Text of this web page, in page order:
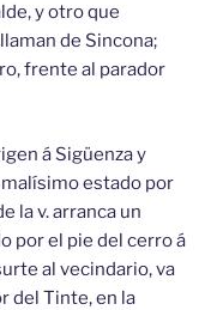
y otro que
de Sincona;
frente al parador
á Sigüenza y
estado por
la v. arranca un
por el pie del cerro á
al vecindario, va
del Tinte, en la